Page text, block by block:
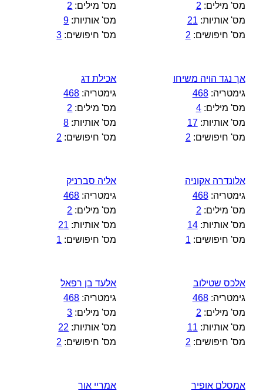
מס' מילים: 2
מס' אותיות: 21
מס' חיפושים: 2
מס' מילים: 2
מס' אותיות: 9
מס' חיפושים: 3
אך נגד הויה משיחו
גימטריה:468
מס' מילים:4
מס' אותיות:17
מס' חיפושים: 2
אכילת דג
גימטריה: 468
מס' מילים: 2
מס' אותיות: 8
מס' חיפושים: 2
אלונדרה אקוניה
גימטריה:468
מס' מילים: 2
מס' אותיות:14
מס' חיפושים: 1
אליה סברניק
גימטריה: 468
מס' מילים: 2
מס' אותיות: 21
מס' חיפושים: 1
אלכס שטילוב
גימטריה:468
מס' מילים: 2
מס' אותיות: 11
מס' חיפושים: 2
אלעד בן רפאל
גימטריה: 468
מס' מילים: 3
מס' אותיות: 22
מס' חיפושים: 2
אמסלם אופיר
אמריי אור